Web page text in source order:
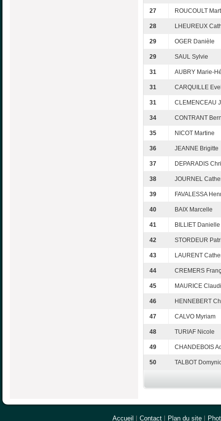
27 ROUCOULT
28 LHEUREUX
29 OGER Danièle
29 SAUL Sylvie
31 AUBRY Marie-
31 CARQUILLE
31 CLEMENCEAU
34 CONTRANT
35 NICOT Martine
36 JEANNE Brigitte
37 DEPARADIS
38 JOURNEL
39 FAVALESSA
40 BAIX Marcelle
41 BILLIET Danielle
42 STORDEUR
43 LAURENT
44 CREMERS
45 MAURICE
46 HENNEBERT
47 CALVO Myriam
48 TURIAF Nicole
49 CHANDEBOIS
50 TALBOT
Accueil Contact Plan du site